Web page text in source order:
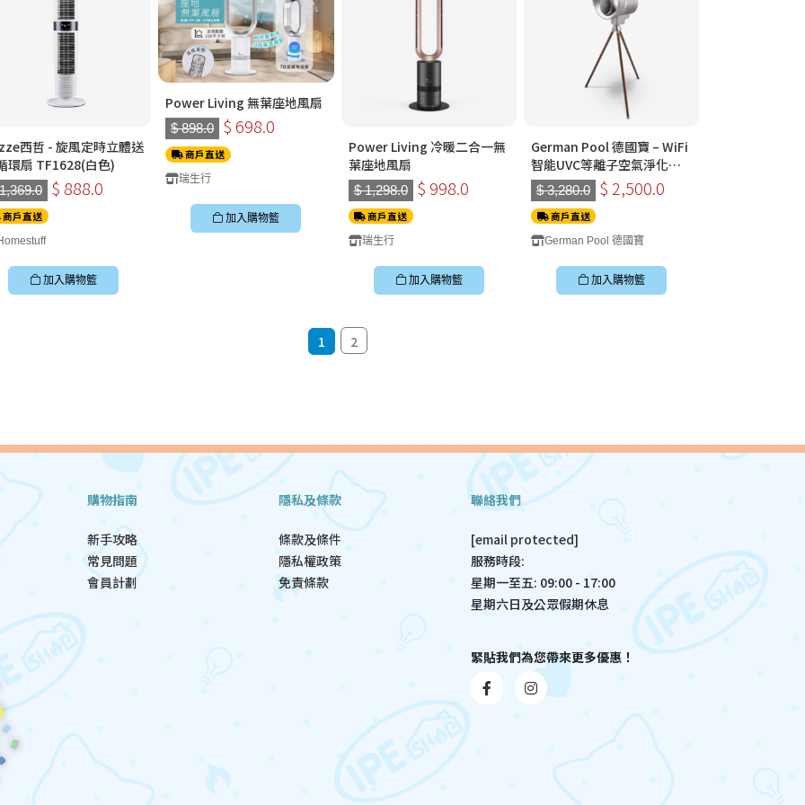
西哲 - 旋風定時立體送
環扇 TF1628(白色)
$ 888.0
商戶直送
加入購物籃
Power Living 無葉座地風扇
$ 898.0 $ 698.0
商戶直送
瑞生行
加入購物籃
Power Living 冷暖二合一無
葉座地風扇
$ 1,298.0 $ 998.0
商戶直送
瑞生行
加入購物籃
German Pool 德國寶 – WiFi
智能UVC等離子空氣淨化風
扇 BEF-353DC-SC
$ 3,280.0 $ 2,500.0
商戶直送
German Pool 德國寶
加入購物籃
1 2
購物指南
新手攻略
常見問題
會員計劃
隱私及條款
條款及條件
隱私權政策
免責條款
聯絡我們
[email protected]
服務時段:
星期一至五: 09:00 - 17:00
星期六日及公眾假期休息
緊貼我們為您帶來更多優惠！